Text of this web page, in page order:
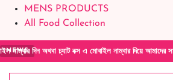
MENS PRODUCTS
All Food Collection
NEWSচ্যাট বক্স এ মোবাইল নাম্বার দিয়ে আমাদের সাথে